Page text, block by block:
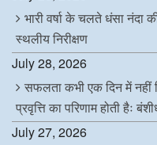
भारी वर्षा के चलते धंसा नंदा
स्थलीय निरीक्षण
July 28, 2026
सफलता कभी एक दिन में नहीं
प्रवृत्ति का परिणाम होती हैः
July 27, 2026